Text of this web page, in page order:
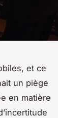
et ce
un piège
en matière